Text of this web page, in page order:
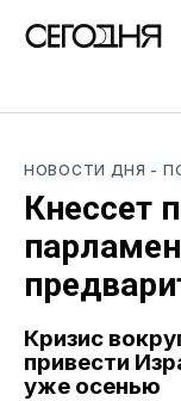
НОВОСТИ ДНЯ -
Кнессет
Кризис
привести
уже осенью